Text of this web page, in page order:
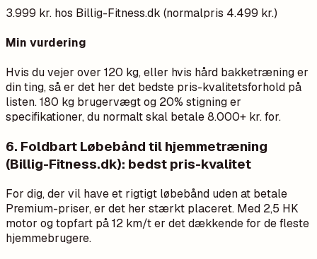
3.999 kr. hos Billig-Fitness.dk (normalpris 4.499 kr.)
Min vurdering
Hvis du vejer over 120 kg, eller hvis hård bakketræning er
din ting, så er det her det bedste pris-kvalitetsforhold på
listen. 180 kg brugervægt og 20% stigning er
specifikationer, du normalt skal betale 8.000+ kr. for.
6. Foldbart Løbebånd til hjemmetræning
(Billig-Fitness.dk): bedst pris-kvalitet
For dig, der vil have et rigtigt løbebånd uden at betale
Premium-priser, er det her stærkt placeret. Med 2,5 HK
motor og topfart på 12 km/t er det dækkende for de fleste
hjemmebrugere.